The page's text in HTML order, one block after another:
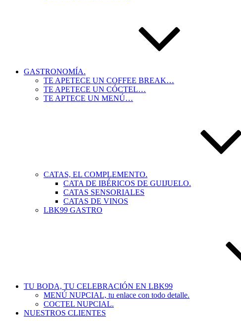
GASTRONOMÍA.
TE APETECE UN COFFEE BREAK…
TE APETECE UN CÓCTEL…
TE APTECE UN MENÚ…
CATAS, EL COMPLEMENTO.
CATA DE IBÉRICOS DE GUIJUELO.
CATAS SENSORIALES
CATAS DE VINOS
LBK99 GASTRO
TU BODA, TU CELEBRACIÓN EN LBK99
MENÚ NUPCIAL, tu enlace con todo detalle.
COCTEL NUPCIAL.
NUESTROS CLIENTES